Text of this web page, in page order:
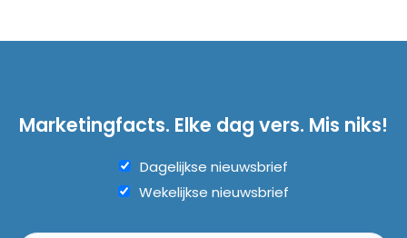
Marketingfacts. Elke dag vers. Mis niks!
Dagelijkse nieuwsbrief
Wekelijkse nieuwsbrief